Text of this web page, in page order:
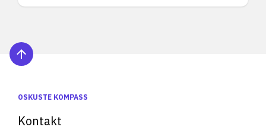
OSKUSTE KOMPASS
Kontakt